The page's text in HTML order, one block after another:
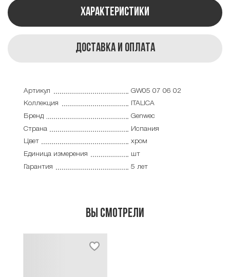
Характеристики
Доставка и оплата
Артикул
GW05 07 06 02
Коллекция
ITALICA
Бренд
Genwec
Страна
Испания
Цвет
хром
Единица измерения
шт
Гарантия
5 лет
Вы смотрели